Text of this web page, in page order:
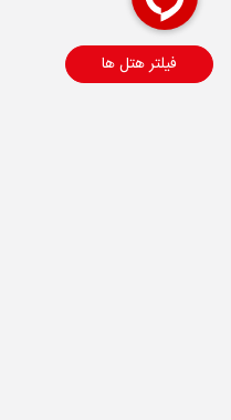
فیلتر هتل ها